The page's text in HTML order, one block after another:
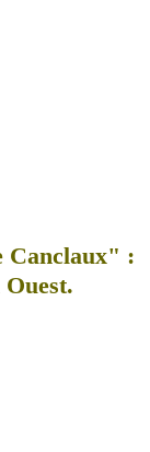
Canclaux" :